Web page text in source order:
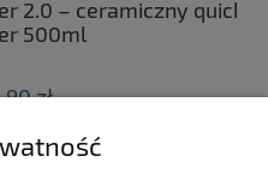
2.0 – ceramiczny quick
500ml
zł